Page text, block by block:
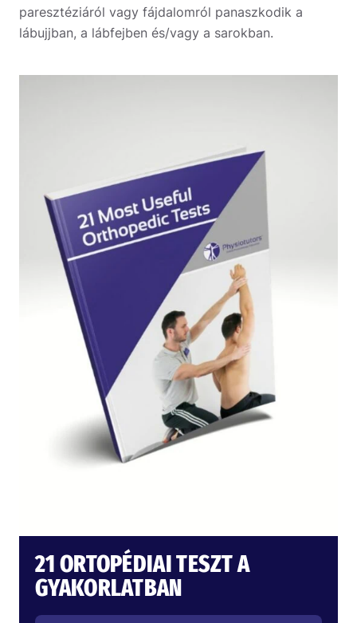
paresztéziáról vagy fájdalomról panaszkodik a
lábujjban, a lábfejben és/vagy a sarokban.
21 ORTOPÉDIAI TESZT A
GYAKORLATBAN